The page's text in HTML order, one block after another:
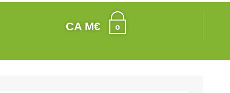
CA M€